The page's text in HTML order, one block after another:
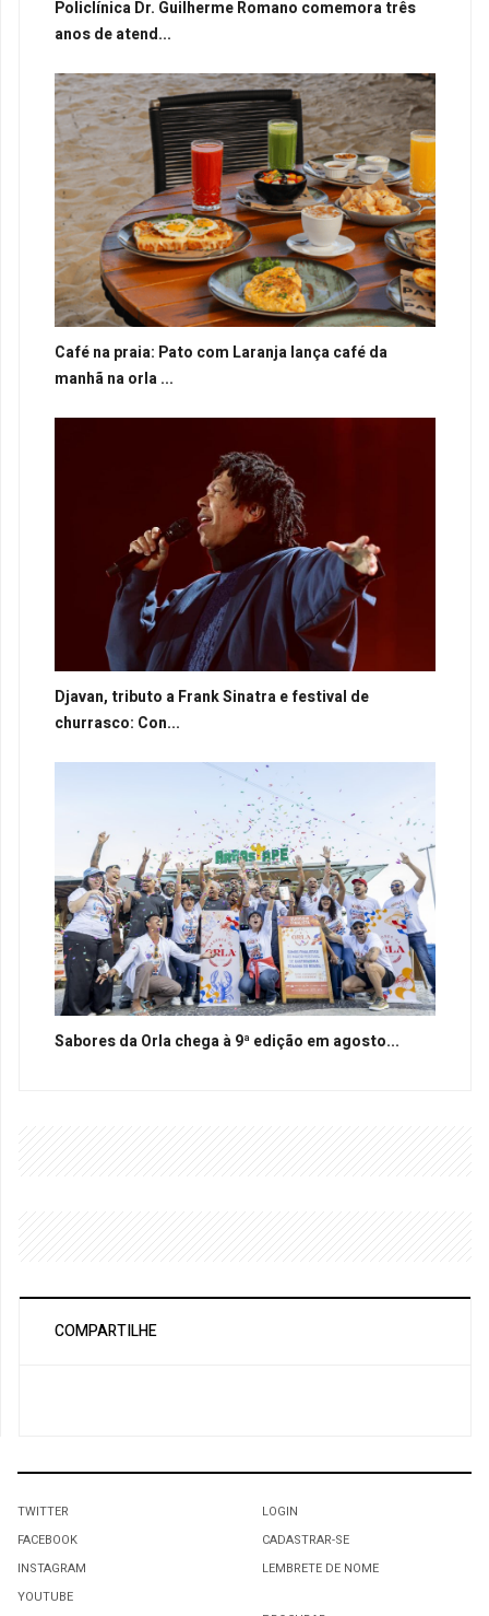
Policlínica Dr. Guilherme Romano comemora três
anos de atend...
Café na praia: Pato com Laranja lança café da
manhã na orla ...
Djavan, tributo a Frank Sinatra e festival de
churrasco: Con...
Sabores da Orla chega à 9ª edição em agosto...
COMPARTILHE
TWITTER
FACEBOOK
INSTAGRAM
YOUTUBE
LOGIN
CADASTRAR-SE
LEMBRETE DE NOME